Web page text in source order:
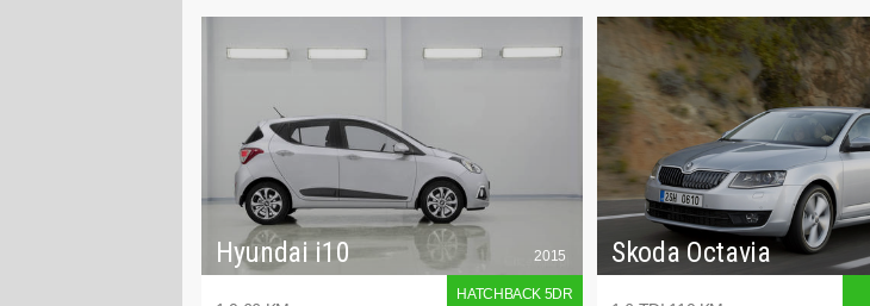
Hyundai i10 2015
HATCHBACK 5DR
Skoda Octavia